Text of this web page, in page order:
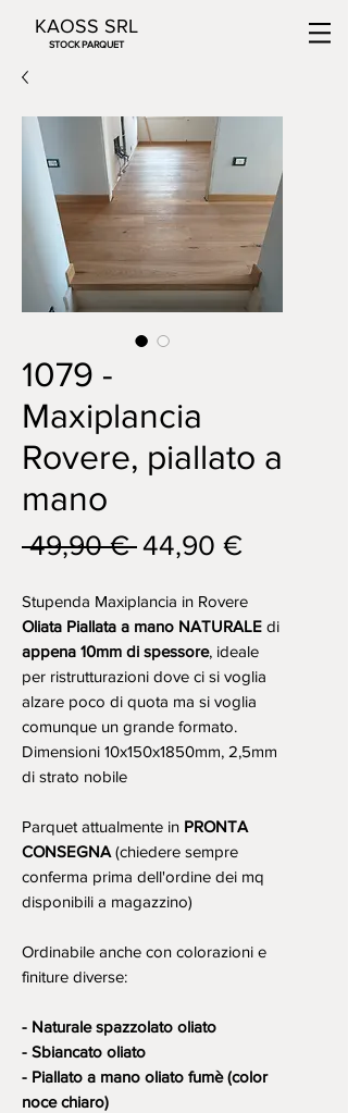
KAOSS SRL
STOCK PARQUET
1079 -
Maxiplancia
Rovere, piallato a
mano
49,90 € Prezzo
44,90 €Prezzo
Stupenda Maxiplancia in Rovere
Oliata Piallata a mano NATURALE di
appena 10mm di spessore, ideale
per ristrutturazioni dove ci si voglia
alzare poco di quota ma si voglia
comunque un grande formato.
Dimensioni 10x150x1850mm, 2,5mm
di strato nobile
Parquet attualmente in PRONTA
CONSEGNA (chiedere sempre
conferma prima dell'ordine dei mq
disponibili a magazzino)
Ordinabile anche con colorazioni e
finiture diverse:
- Naturale spazzolato oliato
- Sbiancato oliato
- Piallato a mano oliato fumè (color
noce chiaro)